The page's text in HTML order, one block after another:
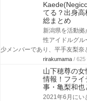
てる？出身
総まとめ
新潟県を活動
性アイドルグ
少メンバーであり、平手友梨
rirakumama / 625
山下穂尊の
情報！フラ
事・亀梨和也
2021年6月にい